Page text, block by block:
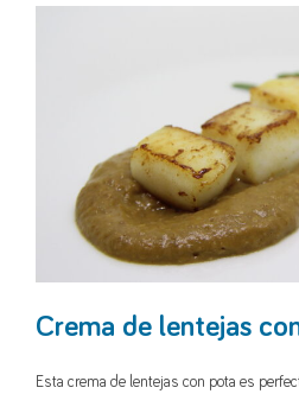
Crema de lentejas
Esta crema de lentejas con pota es